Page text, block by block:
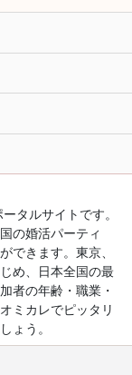
タルサイトです。
の婚活パーティ
できます。東京、
め、日本全国の最
者の年齢・職業・
ミカレでピッタリ
ょう。